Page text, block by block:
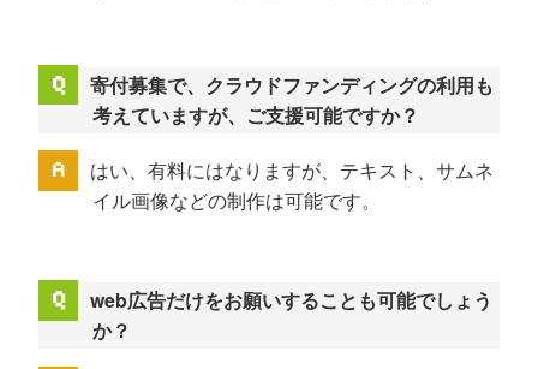
寄付募集で、クラウドファンディングの利用も
考えていますが、ご支援可能ですか？
はい、有料にはなりますが、テキスト、サムネ
イル画像などの制作は可能です。
web広告だけをお願いすることも可能でしょう
か？